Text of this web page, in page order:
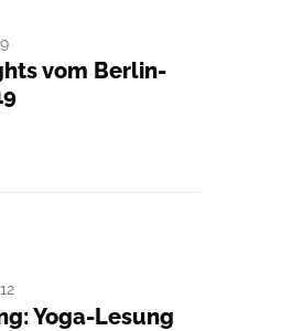
vom Berlin-
Yoga-Lesung